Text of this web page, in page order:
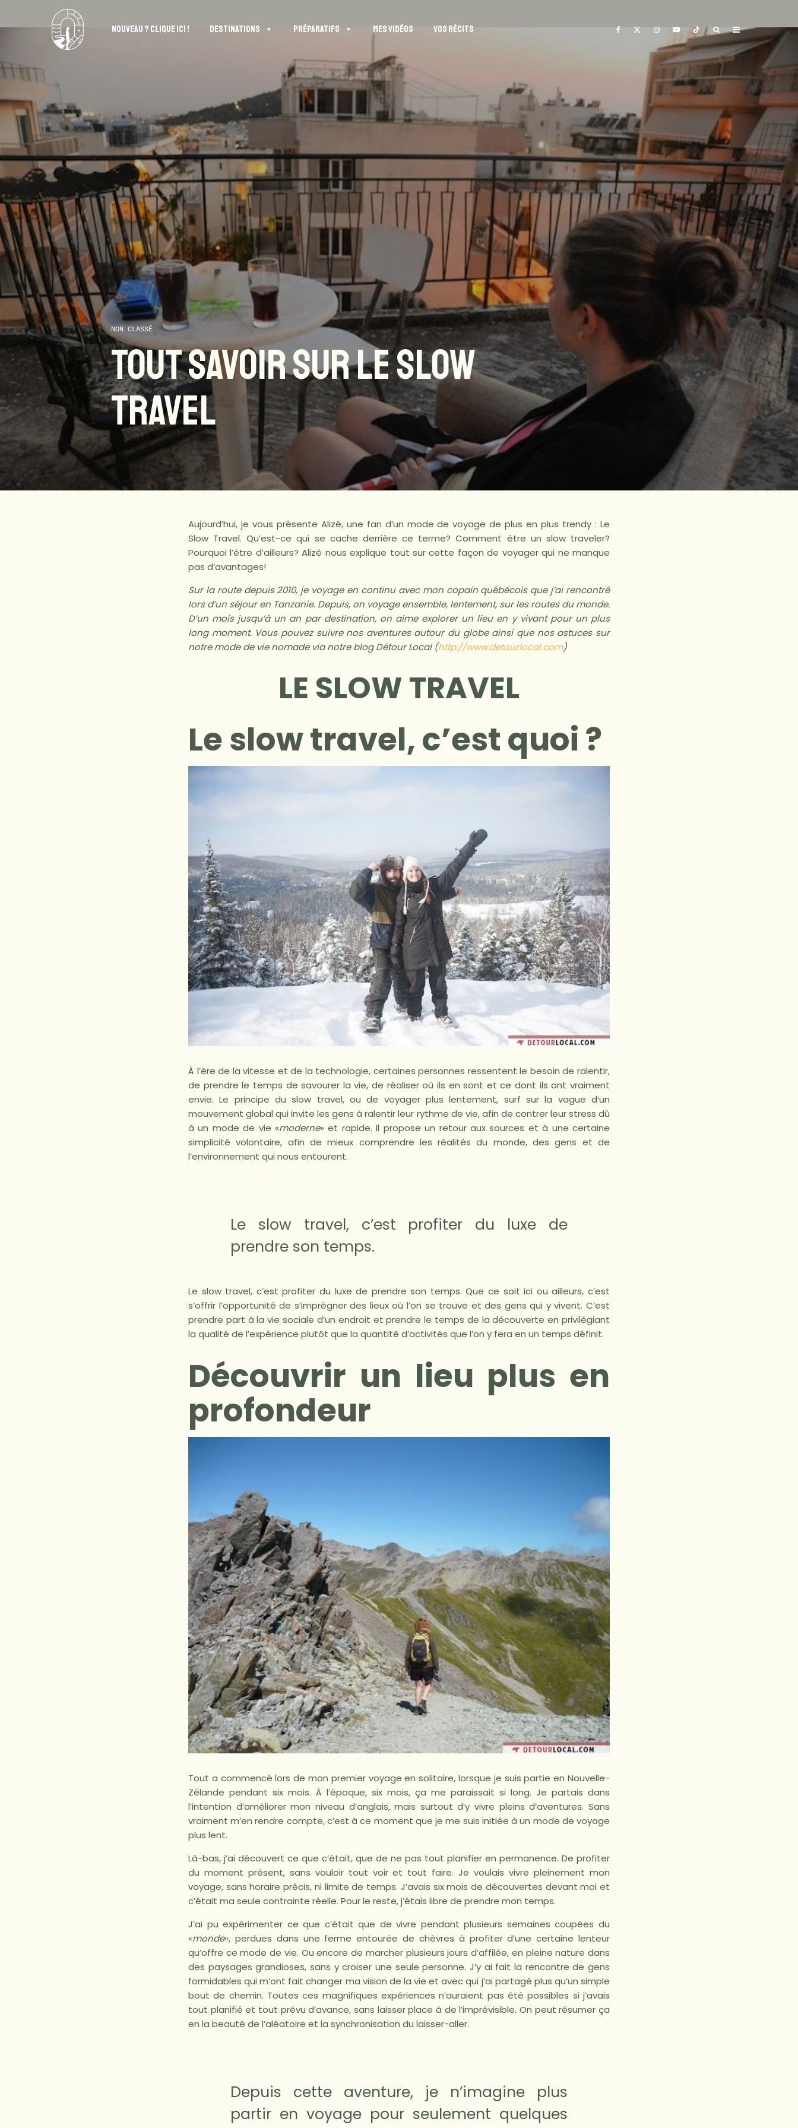
NOUVEAU ? CLIQUE ICI ! DESTINATIONS PRÉPARATIFS MES VIDÉOS VOS RÉCITS
NON CLASSÉ
TOUT SAVOIR SUR LE SLOW
TRAVEL
Aujourd’hui, je vous présente Alizé, une fan d’un mode de voyage de plus en plus trendy : Le
Slow Travel. Qu’est-ce qui se cache derrière ce terme? Comment être un slow traveler?
Pourquoi l’être d’ailleurs? Alizé nous explique tout sur cette façon de voyager qui ne manque
pas d’avantages!
Sur la route depuis 2010, je voyage en continu avec mon copain québécois que j’ai rencontré
lors d’un séjour en Tanzanie. Depuis, on voyage ensemble, lentement, sur les routes du monde.
D’un mois jusqu’à un an par destination, on aime explorer un lieu en y vivant pour un plus
long moment. Vous pouvez suivre nos aventures autour du globe ainsi que nos astuces sur
notre mode de vie nomade via notre blog Détour Local (http://www.detourlocal.com)
LE SLOW TRAVEL
Le slow travel, c’est quoi ?
À l’ère de la vitesse et de la technologie, certaines personnes ressentent le besoin de ralentir,
de prendre le temps de savourer la vie, de réaliser où ils en sont et ce dont ils ont vraiment
envie. Le principe du slow travel, ou de voyager plus lentement, surf sur la vague d’un
mouvement global qui invite les gens à ralentir leur rythme de vie, afin de contrer leur stress dû
à un mode de vie «moderne» et rapide. Il propose un retour aux sources et à une certaine
simplicité volontaire, afin de mieux comprendre les réalités du monde, des gens et de
l’environnement qui nous entourent.
Le slow travel, c’est profiter du luxe de
prendre son temps.
Le slow travel, c’est profiter du luxe de prendre son temps. Que ce soit ici ou ailleurs, c’est
s’offrir l’opportunité de s’imprégner des lieux où l’on se trouve et des gens qui y vivent. C’est
prendre part à la vie sociale d’un endroit et prendre le temps de la découverte en privilégiant
la qualité de l’expérience plutôt que la quantité d’activités que l’on y fera en un temps définit.
Découvrir un lieu plus en
profondeur
Tout a commencé lors de mon premier voyage en solitaire, lorsque je suis partie en Nouvelle-
Zélande pendant six mois. À l’époque, six mois, ça me paraissait si long. Je partais dans
l’intention d’améliorer mon niveau d’anglais, mais surtout d’y vivre pleins d’aventures. Sans
vraiment m’en rendre compte, c’est à ce moment que je me suis initiée à un mode de voyage
plus lent.
Là-bas, j’ai découvert ce que c’était, que de ne pas tout planifier en permanence. De profiter
du moment présent, sans vouloir tout voir et tout faire. Je voulais vivre pleinement mon
voyage, sans horaire précis, ni limite de temps. J’avais six mois de découvertes devant moi et
c’était ma seule contrainte réelle. Pour le reste, j’étais libre de prendre mon temps.
J’ai pu expérimenter ce que c’était que de vivre pendant plusieurs semaines coupées du
«monde», perdues dans une ferme entourée de chèvres à profiter d’une certaine lenteur
qu’offre ce mode de vie. Ou encore de marcher plusieurs jours d’affilée, en pleine nature dans
des paysages grandioses, sans y croiser une seule personne. J’y ai fait la rencontre de gens
formidables qui m’ont fait changer ma vision de la vie et avec qui j’ai partagé plus qu’un simple
bout de chemin. Toutes ces magnifiques expériences n’auraient pas été possibles si j’avais
tout planifié et tout prévu d’avance, sans laisser place à de l’imprévisible. On peut résumer ça
en la beauté de l’aléatoire et la synchronisation du laisser-aller.
Depuis cette aventure, je n’imagine plus
partir en voyage pour seulement quelques